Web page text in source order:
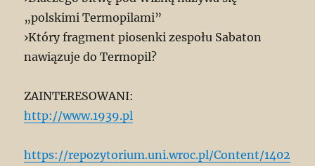
„polskimi Termopilami”
›Który fragment piosenki zespołu Sabaton
nawiązuje do Termopil?
ZAINTERESOWANI:
http://www.1939.pl
https://repozytorium.uni.wroc.pl/Content/1402